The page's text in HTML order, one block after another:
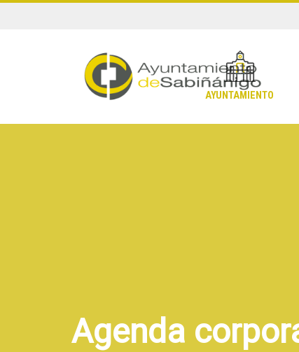
AYUNTAMIENTO
Agenda